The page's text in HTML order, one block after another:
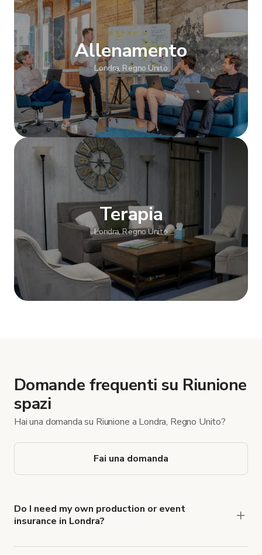
Allenamento
Londra, Regno Unito
Mostra altro
Terapia
Londra, Regno Unito
Domande frequenti su Riunione
spazi
Hai una domanda su Riunione a Londra, Regno Unito?
Fai una domanda
Do I need my own production or event
insurance in Londra?